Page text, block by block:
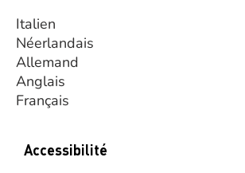
Italien
Néerlandais
Allemand
Anglais
Français
Accessibilité